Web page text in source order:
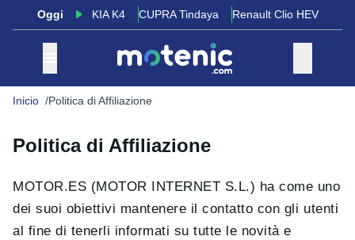
Oggi KIA K4 CUPRA Tindaya Renault Clio HEV
Inicio Politica di Affiliazione
Politica di Affiliazione
MOTOR.ES (MOTOR INTERNET S.L.) ha come uno
dei suoi obiettivi mantenere il contatto con gli utenti
al fine di tenerli informati su tutte le novità e